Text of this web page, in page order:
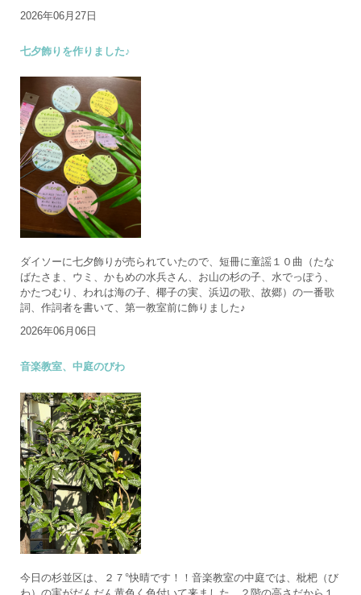
2026年06月27日
七夕飾りを作りました♪
ダイソーに七夕飾りが売られていたので、短冊に童謡１０曲（たな
ばたさま、ウミ、かもめの水兵さん、お山の杉の子、水でっぽう、
かたつむり、われは海の子、椰子の実、浜辺の歌、故郷）の一番歌
詞、作詞者を書いて、第一教室前に飾りました♪
2026年06月06日
音楽教室、中庭のびわ
今日の杉並区は、２７°快晴です！！音楽教室の中庭では、枇杷（び